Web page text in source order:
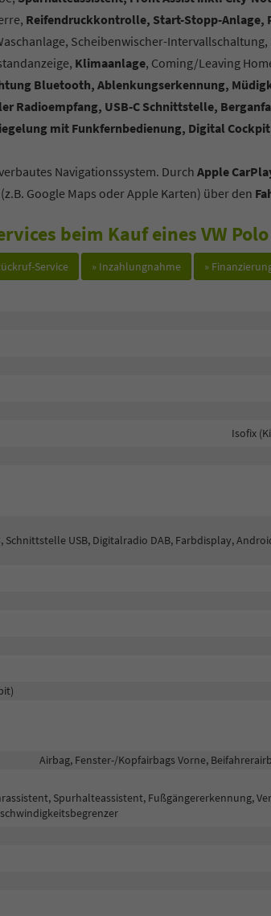
Reifendruckkontrolle, Start-Stopp-Anlage,
Scheibenwischer-Intervallschaltung,
Klimaanlage, Coming/Leaving
Bluetooth, Ablenkungserkennung,
Radioempfang, USB-C Schnittstelle,
mit Funkfernbedienung, Digital
Navigationssystem. Durch Apple
Google Maps oder Apple Karten) über den
beim Kauf eines VW
Service » Inzahlungnahme »
Isofix
Schnittstelle USB, Digitalradio DAB, Farbdisplay,
Airbag, Fenster-/Kopfairbags Vorne,
Spurhalteassistent, Fußgängererkennung,